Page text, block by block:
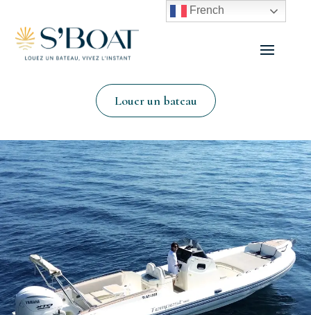
Louer un bateau
French